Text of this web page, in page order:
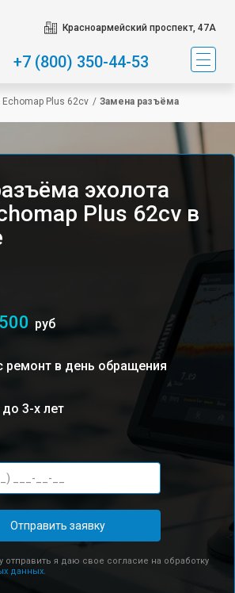
Красноармейский проспект, 47А
+7 (800) 350-44-53
Echomap Plus 62cv / Замена разъёма
эхолота
Plus 62cv в
500 руб
ремонт в день обращения
до 3-х лет
Отправить заявку
отправить я даю свое согласие на обработку
данных.